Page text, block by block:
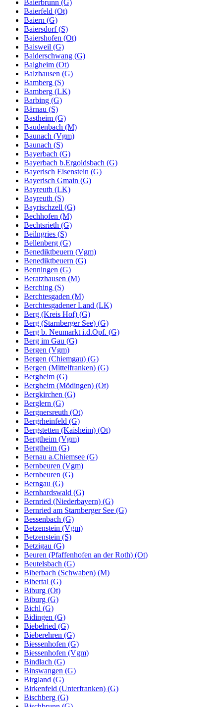
Baierbrunn (G)
Baierfeld (Ot)
Baiern (G)
Baiersdorf (S)
Baiershofen (Ot)
Baisweil (G)
Balderschwang (G)
Balgheim (Ot)
Balzhausen (G)
Bamberg (S)
Bamberg (LK)
Barbing (G)
Bärnau (S)
Bastheim (G)
Baudenbach (M)
Baunach (Vgm)
Baunach (S)
Bayerbach (G)
Bayerbach b.Ergoldsbach (G)
Bayerisch Eisenstein (G)
Bayerisch Gmain (G)
Bayreuth (LK)
Bayreuth (S)
Bayrischzell (G)
Bechhofen (M)
Bechtsrieth (G)
Beilngries (S)
Bellenberg (G)
Benediktbeuern (Vgm)
Benediktbeuern (G)
Benningen (G)
Beratzhausen (M)
Berching (S)
Berchtesgaden (M)
Berchtesgadener Land (LK)
Berg (Kreis Hof) (G)
Berg (Starnberger See) (G)
Berg b. Neumarkt i.d.Opf. (G)
Berg im Gau (G)
Bergen (Vgm)
Bergen (Chiemgau) (G)
Bergen (Mittelfranken) (G)
Bergheim (G)
Bergheim (Mödingen) (Ot)
Bergkirchen (G)
Berglern (G)
Bergnersreuth (Ot)
Bergrheinfeld (G)
Bergstetten (Kaisheim) (Ot)
Bergtheim (Vgm)
Bergtheim (G)
Bernau a.Chiemsee (G)
Bernbeuren (Vgm)
Bernbeuren (G)
Berngau (G)
Bernhardswald (G)
Bernried (Niederbayern) (G)
Bernried am Starnberger See (G)
Bessenbach (G)
Betzenstein (Vgm)
Betzenstein (S)
Betzigau (G)
Beuren (Pfaffenhofen an der Roth) (Ot)
Beutelsbach (G)
Biberbach (Schwaben) (M)
Bibertal (G)
Biburg (Ot)
Biburg (G)
Bichl (G)
Bidingen (G)
Biebelried (G)
Bieberehren (G)
Biessenhofen (G)
Biessenhofen (Vgm)
Bindlach (G)
Binswangen (G)
Birgland (G)
Birkenfeld (Unterfranken) (G)
Bischberg (G)